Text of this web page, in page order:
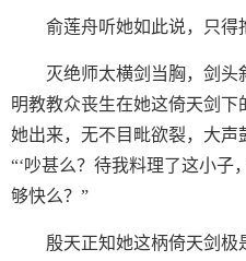
俞莲舟听她如此说，只得
灭绝师太横剑当胸，剑头
明教教众丧生在她这倚天剑
她出来，无不目毗欲裂，大声
“‘吵甚么？待我料理了这小子
够快么？”
殷天正知她这柄倚天剑极